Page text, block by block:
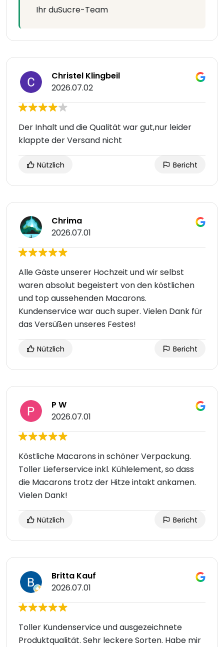
Ihr duSucre-Team
Christel Klingbeil
2026.07.02
Der Inhalt und die Qualität war gut,nur leider
klappte der Versand nicht
Nützlich Bericht
Chrima
2026.07.01
Alle Gäste unserer Hochzeit und wir selbst
waren absolut begeistert von den köstlichen
und top aussehenden Macarons.
Kundenservice war auch super. Vielen Dank für
das Versüßen unseres Festes!
Nützlich Bericht
P W
2026.07.01
Köstliche Macarons in schöner Verpackung.
Toller Lieferservice inkl. Kühlelement, so dass
die Macarons trotz der Hitze intakt ankamen.
Vielen Dank!
Nützlich Bericht
Britta Kauf
2026.07.01
Toller Kundenservice und ausgezeichnete
Produktqualität. Sehr leckere Sorten. Habe mir